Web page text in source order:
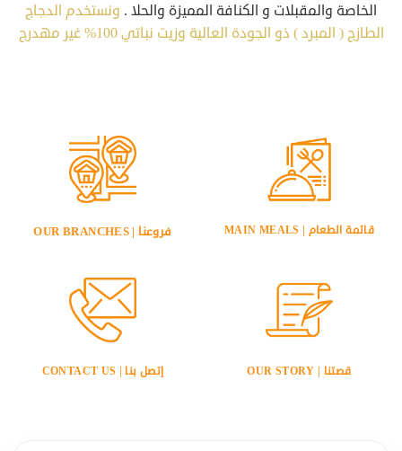
الخاصة والمقبلات و الكنافة المميزة والحلا . ونستخدم الدجاج
الطازج ( المبرد ) ذو الجودة العالية وزيت نباتي 100% غير مهدرج
قائمة الطعام | MAIN MEALS فروعنا | OUR BRANCHES
قصتنا | OUR STORY إتصل بنا | CONTACT US